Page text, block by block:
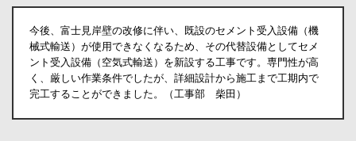
今後、富士見岸壁の改修に伴い、既設のセメント受入設備（機
械式輸送）が使用できなくなるため、その代替設備としてセメ
ント受入設備（空気式輸送）を新設する工事です。専門性が高
く、厳しい作業条件でしたが、詳細設計から施工まで工期内で
完工することができました。（工事部 柴田）